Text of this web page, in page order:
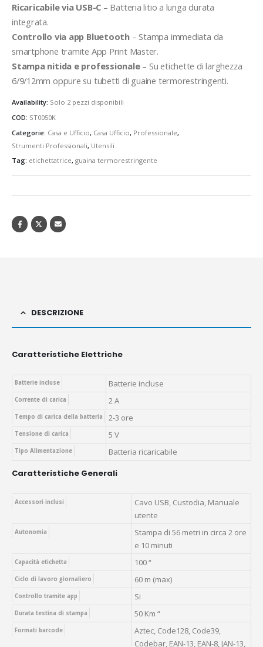
Ricaricabile via USB-C – Batteria litio a lunga durata
integrata.
Controllo via app Bluetooth – Stampa immediata da
smartphone tramite App Print Master.
Stampa nitida e professionale – Su etichette di larghezza
6/9/12mm oppure su tubetti di guaine termorestringenti.
Availability: Solo 2 pezzi disponibili
COD: ST0050K
Categorie: Casa e Ufficio, Casa Ufficio, Professionale,
Strumenti Professionali, Utensili
Tag: etichettatrice, guaina termorestringente
DESCRIZIONE
Caratteristiche Elettriche
Batterie incluse Batterie incluse
Corrente di carica 2 A
Tempo di carica della batteria 2-3 ore
Tensione di carica 5 V
Tipo Alimentazione Batteria ricaricabile
Caratteristiche Generali
Accessori inclusi
Cavo USB, Custodia, Manuale
utente
Autonomia
Stampa di 56 metri in circa 2 ore
e 10 minuti
Capacità etichetta 100 “
Ciclo di lavoro giornaliero 60 m (max)
Controllo tramite app Si
Durata testina di stampa 50 Km “
Formati barcode
Aztec, Code128, Code39,
Codebar, EAN-13, EAN-8, JAN-13,